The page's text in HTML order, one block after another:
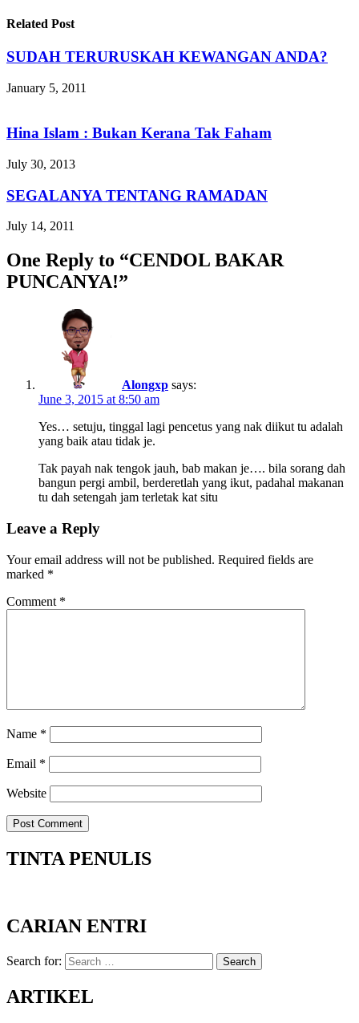
Related Post
SUDAH TERURUSKAH KEWANGAN ANDA?
January 5, 2011
Hina Islam : Bukan Kerana Tak Faham
July 30, 2013
SEGALANYA TENTANG RAMADAN
July 14, 2011
One Reply to “CENDOL BAKAR
PUNCANYA!”
Alongxp says:
June 3, 2015 at 8:50 am
Yes… setuju, tinggal lagi pencetus yang nak diikut tu adalah
yang baik atau tidak je.
Tak payah nak tengok jauh, bab makan je…. bila sorang dah
bangun pergi ambil, berderetlah yang ikut, padahal makanan
tu dah setengah jam terletak kat situ
Leave a Reply
Your email address will not be published. Required fields are
marked *
Comment *
Name *
Email *
Website
TINTA PENULIS
CARIAN ENTRI
Search for: Search
ARTIKEL